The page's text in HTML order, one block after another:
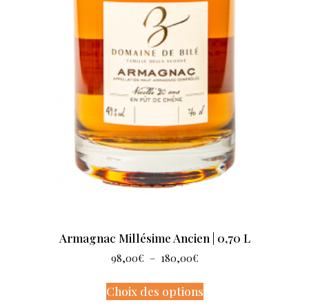
Armagnac Millésime Ancien | 0,70 L
98,00€ – 180,00€
Choix des options